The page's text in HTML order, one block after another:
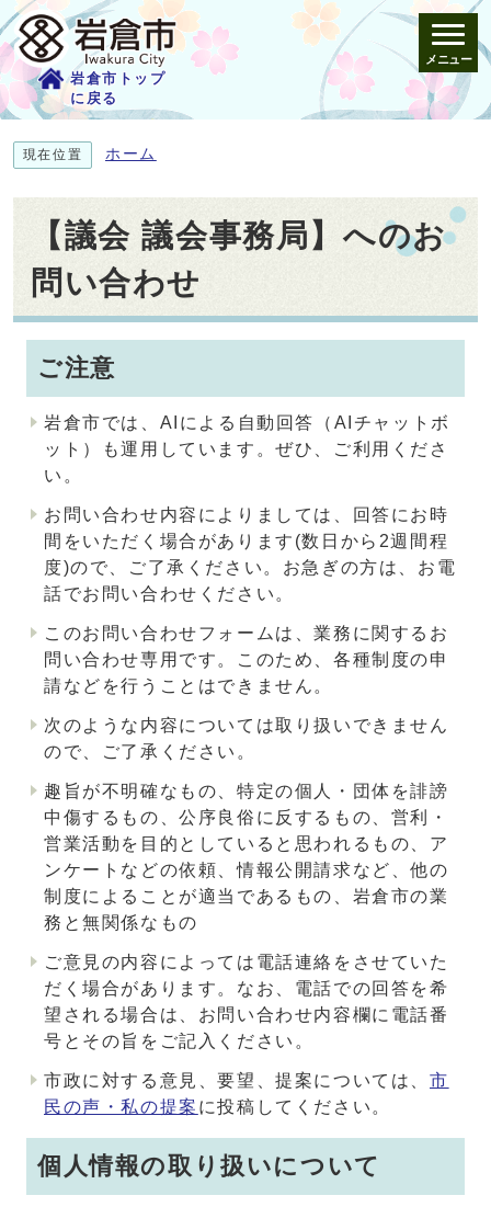
岩倉市トップ
に戻る
メニュー
現在位置 ホーム
【議会 議会事務局】へのお
問い合わせ
ご注意
岩倉市では、AIによる自動回答（AIチャットボ
ット）も運用しています。ぜひ、ご利用くださ
い。
お問い合わせ内容によりましては、回答にお時
間をいただく場合があります(数日から2週間程
度)ので、ご了承ください。お急ぎの方は、お電
話でお問い合わせください。
このお問い合わせフォームは、業務に関するお
問い合わせ専用です。このため、各種制度の申
請などを行うことはできません。
次のような内容については取り扱いできません
ので、ご了承ください。
趣旨が不明確なもの、特定の個人・団体を誹謗
中傷するもの、公序良俗に反するもの、営利・
営業活動を目的としていると思われるもの、ア
ンケートなどの依頼、情報公開請求など、他の
制度によることが適当であるもの、岩倉市の業
務と無関係なもの
ご意見の内容によっては電話連絡をさせていた
だく場合があります。なお、電話での回答を希
望される場合は、お問い合わせ内容欄に電話番
号とその旨をご記入ください。
市政に対する意見、要望、提案については、 市
民の声・私の提案 に投稿してください。
個人情報の取り扱いについて